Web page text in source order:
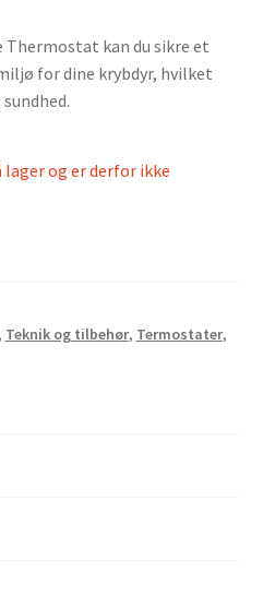
Thermostat kan du sikre et
for dine krybdyr, hvilket
lager og er derfor ikke
Teknik og tilbehør, Termostater,